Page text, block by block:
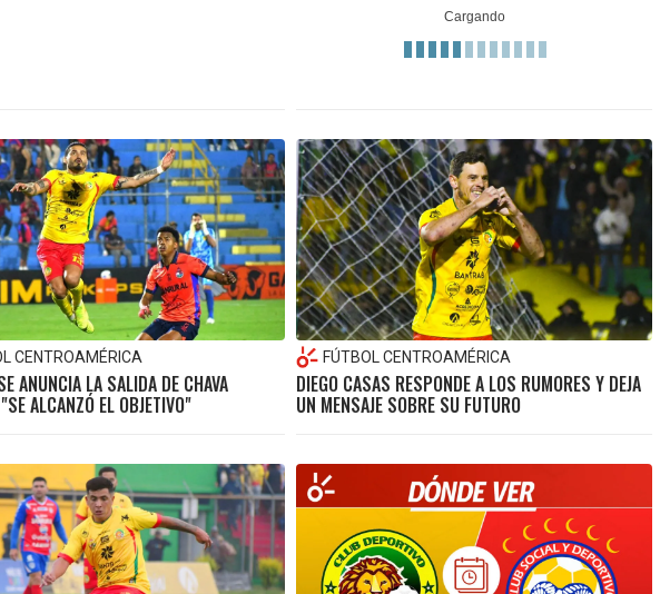
CENTROAMÉRICA
ANUNCIA LA SALIDA DE CHAVA
ALCANZÓ EL OBJETIVO"
FÚTBOL CENTROAMÉRICA
DIEGO CASAS RESPONDE A LOS RUMORES Y DEJA
UN MENSAJE SOBRE SU FUTURO